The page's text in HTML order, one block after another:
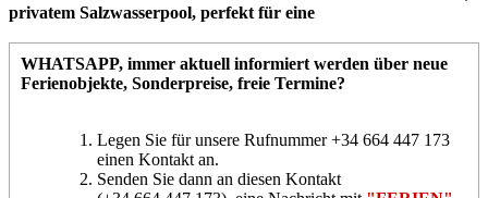
privatem Salzwasserpool, perfekt für eine
WHATSAPP, immer aktuell informiert werden über neue
Ferienobjekte, Sonderpreise, freie Termine?
Legen Sie für unsere Rufnummer +34 664 447 173
einen Kontakt an.
Senden Sie dann an diesen Kontakt